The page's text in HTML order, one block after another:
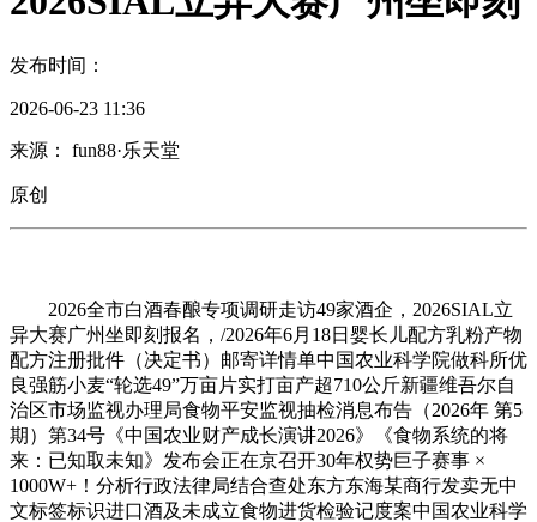
发布时间：
2026-06-23 11:36
来源： fun88·乐天堂
原创
2026全市白酒春酿专项调研走访49家酒企，2026SIAL立
异大赛广州坐即刻报名，/2026年6月18日婴长儿配方乳粉产物
配方注册批件（决定书）邮寄详情单中国农业科学院做科所优
良强筋小麦“轮选49”万亩片实打亩产超710公斤新疆维吾尔自
治区市场监视办理局食物平安监视抽检消息布告（2026年 第5
期）第34号《中国农业财产成长演讲2026》《食物系统的将
来：已知取未知》发布会正在京召开30年权势巨子赛事 ×
1000W+！分析行政法律局结合查处东方东海某商行发卖无中
文标签标识进口酒及未成立食物进货检验记度案中国农业科学